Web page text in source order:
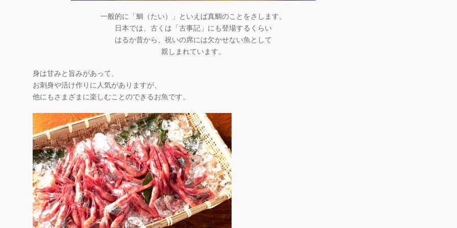
一般的に「鯛（たい）」といえば真鯛のことをさします。
日本では、古くは「古事記」にも登場するくらい
はるか昔から、祝いの席には欠かせない魚として
親しまれています。
身は甘みと旨みがあって、
お刺身や活け作りに人気がありますが、
他にもさまざまに楽しむことのできるお魚です。